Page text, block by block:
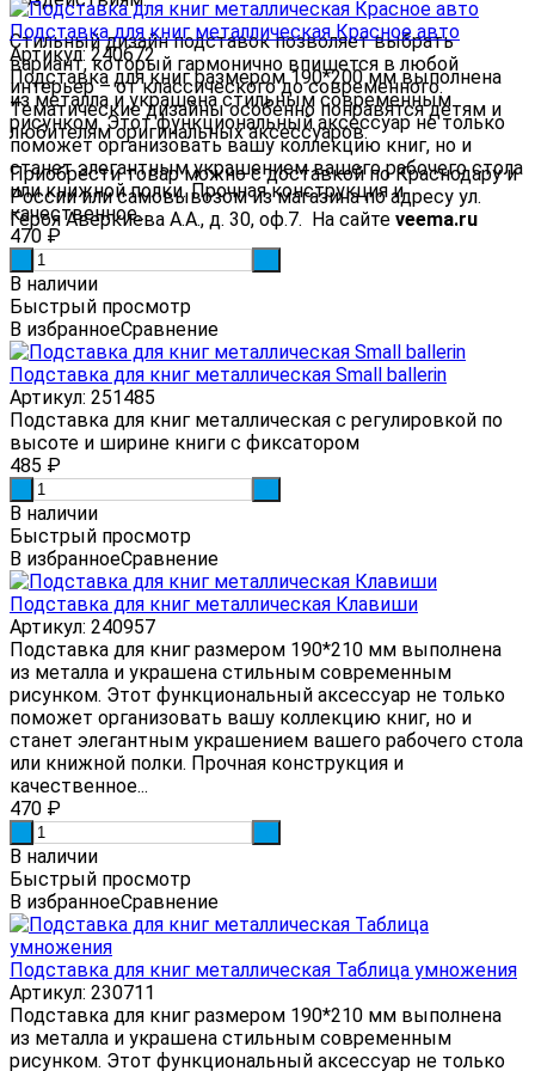
Стильный дизайн подставок позволяет выбрать
вариант, который гармонично впишется в любой
интерьер – от классического до современного.
Тематические дизайны особенно понравятся детям и
любителям оригинальных аксессуаров.
Приобрести товар можно с доставкой по Краснодару и
России или самовывозом из магазина по адресу ул.
Героя Аверкиева А.А., д. 30, оф.7. На сайте veema.ru
Подставка для книг металлическая Красное авто
Артикул: 240672
Подставка для книг размером 190*200 мм выполнена
из металла и украшена стильным современным
рисунком. Этот функциональный аксессуар не только
поможет организовать вашу коллекцию книг, но и
станет элегантным украшением вашего рабочего стола
или книжной полки. Прочная конструкция и
качественное...
470 ₽
В наличии
Быстрый просмотр
В избранноеСравнение
Подставка для книг металлическая Small ballerin
Артикул: 251485
Подставка для книг металлическая с регулировкой по
высоте и ширине книги с фиксатором
485 ₽
В наличии
Быстрый просмотр
В избранноеСравнение
Подставка для книг металлическая Клавиши
Артикул: 240957
Подставка для книг размером 190*210 мм выполнена
из металла и украшена стильным современным
рисунком. Этот функциональный аксессуар не только
поможет организовать вашу коллекцию книг, но и
станет элегантным украшением вашего рабочего стола
или книжной полки. Прочная конструкция и
качественное...
470 ₽
В наличии
Быстрый просмотр
В избранноеСравнение
Подставка для книг металлическая Таблица умножения
Артикул: 230711
Подставка для книг размером 190*210 мм выполнена
из металла и украшена стильным современным
рисунком. Этот функциональный аксессуар не только